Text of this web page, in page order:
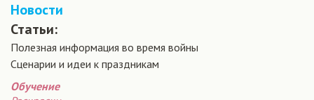
Новости
Статьи:
Полезная информация во время войны
Сценарии и идеи к праздникам
Обучение